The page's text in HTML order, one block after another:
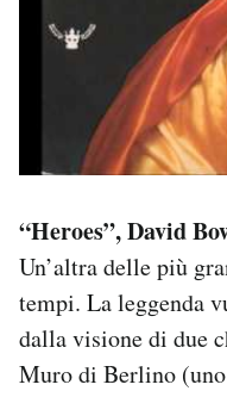
“Heroes”, David
Un’altra delle più
tempi. La leggenda
dalla visione di due
Muro di Berlino